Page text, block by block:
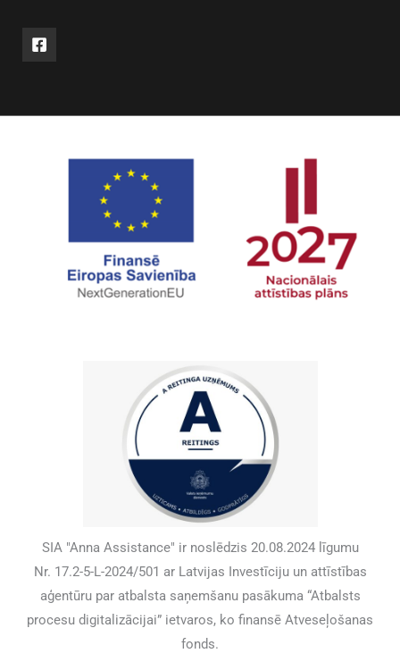
SIA "Anna Assistance" ir noslēdzis 20.08.2024 līgumu
Nr. 17.2-5-L-2024/501 ar Latvijas Investīciju un attīstības
aģentūru par atbalsta saņemšanu pasākuma “Atbalsts
procesu digitalizācijai” ietvaros, ko finansē Atveseļošanas
fonds.